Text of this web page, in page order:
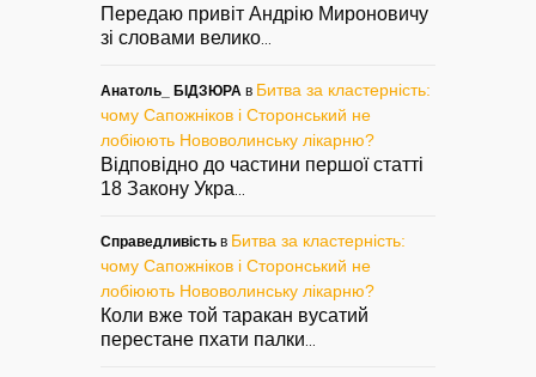
Передаю привіт Андрію Мироновичу
зі словами велико
Анатоль_ БІДЗЮРА в Битва за кластерність:
чому Сапожніков і Сторонський не
лобіюють Нововолинську лікарню?
Відповідно до частини першої статті
18 Закону Укра
Справедливість в Битва за кластерність:
чому Сапожніков і Сторонський не
лобіюють Нововолинську лікарню?
Коли вже той таракан вусатий
перестане пхати палки